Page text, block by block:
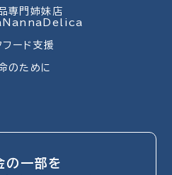
専門姉妹店
フード支援
のために
の一部を